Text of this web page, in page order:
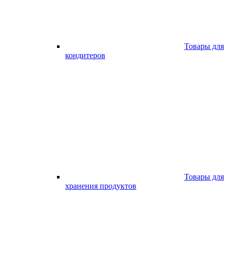
Товары для
кондитеров
Товары для
хранения продуктов